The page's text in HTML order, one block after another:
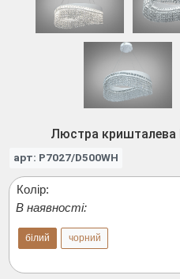
Люстра кришталева
арт: P7027/D500WH
Колір:
В наявності:
білий чорний